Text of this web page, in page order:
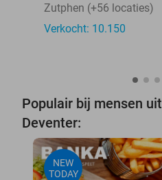
Zutphen (+56 locaties)
Verkocht: 10.150
Populair bij mensen
Deventer:
NEW
TODAY